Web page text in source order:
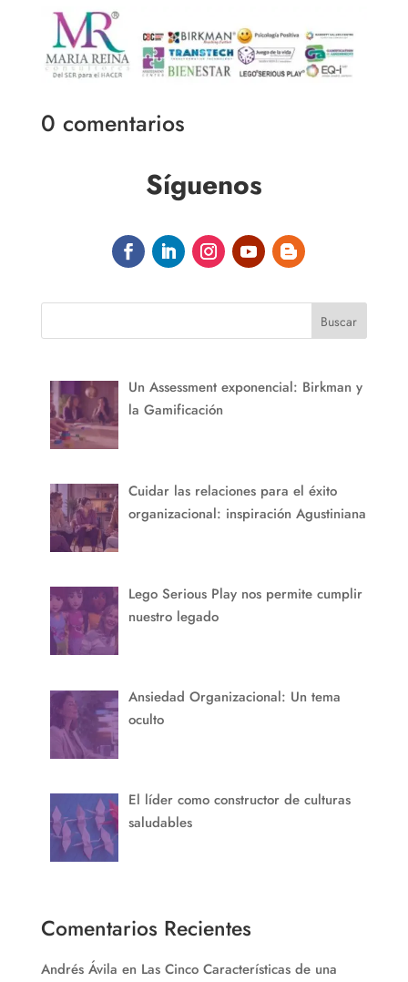
0 comentarios
Síguenos
Buscar
Un Assessment exponencial: Birkman y
la Gamificación
Cuidar las relaciones para el éxito
organizacional: inspiración Agustiniana
Lego Serious Play nos permite cumplir
nuestro legado
Ansiedad Organizacional: Un tema
oculto
El líder como constructor de culturas
saludables
Comentarios Recientes
Andrés Ávila en Las Cinco Características de una